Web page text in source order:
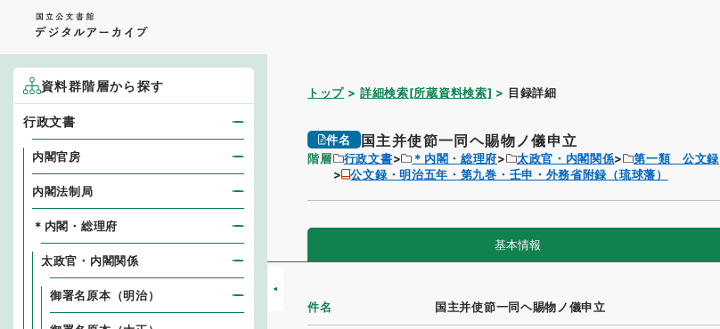
トップ 詳細検索[所蔵資料検索] 目録詳細
件名 国主并使節一同ヘ賜物ノ儀申立
階層 行政文書 ＊内閣・総理府 太政官・内閣関係 第一類 公文録
公文録・明治五年・第九巻・壬申・外務省附録（琉球藩）
基本情報
件名 国主并使節一同ヘ賜物ノ儀申立
資料群階層から探す
行政文書
内閣官房
内閣法制局
＊内閣・総理府
太政官・内閣関係
御署名原本（明治）